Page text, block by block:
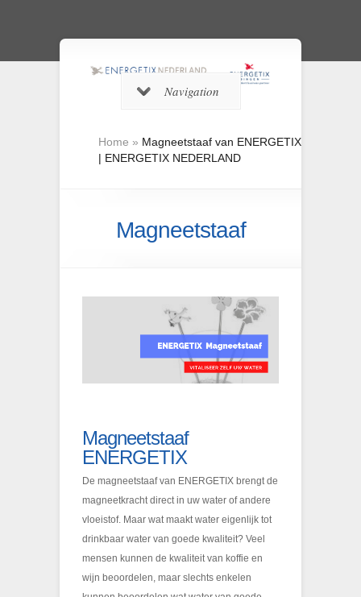
Navigation
Home » Magneetstaaf van ENERGETIX
| ENERGETIX NEDERLAND
Magneetstaaf
Magneetstaaf
ENERGETIX
De magneetstaaf van ENERGETIX brengt de
magneetkracht direct in uw water of andere
vloeistof. Maar wat maakt water eigenlijk tot
drinkbaar water van goede kwaliteit? Veel
mensen kunnen de kwaliteit van koffie en
wijn beoordelen, maar slechts enkelen